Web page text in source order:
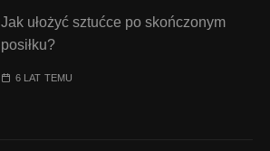
Jak ułożyć sztućce po skończonym
posiłku?
6 LAT TEMU